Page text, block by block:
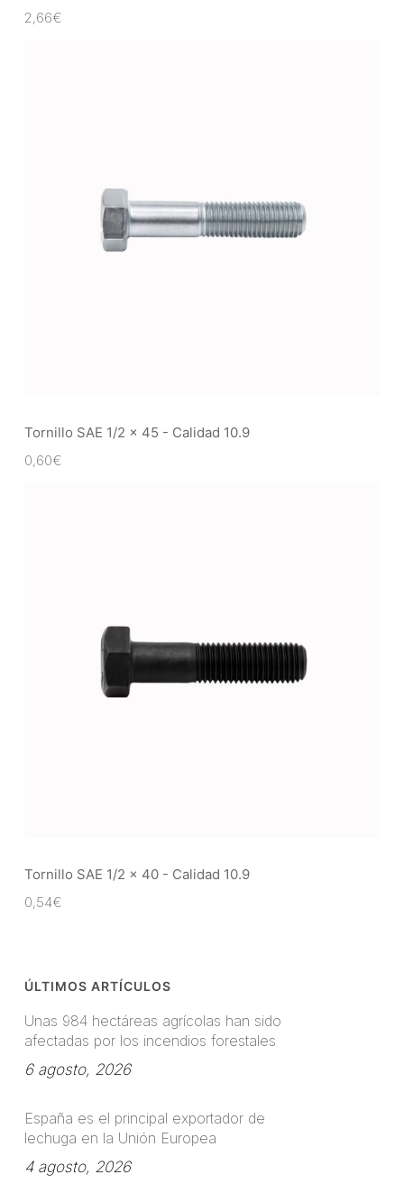
2,66€
Tornillo SAE 1/2 x 45 - Calidad 10.9
0,60€
Tornillo SAE 1/2 x 40 - Calidad 10.9
0,54€
ÚLTIMOS ARTÍCULOS
Unas 984 hectáreas agrícolas han sido
afectadas por los incendios forestales
6 agosto, 2026
España es el principal exportador de
lechuga en la Unión Europea
4 agosto, 2026